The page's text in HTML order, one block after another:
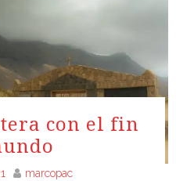
con el fin
marcopac